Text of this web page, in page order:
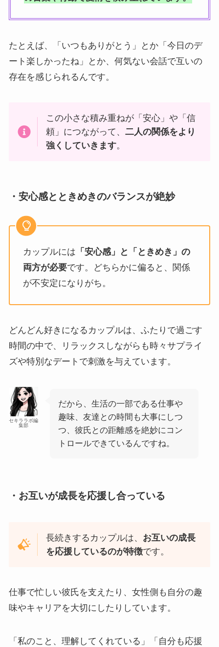
たとえば、「いつもありがとう」とか「今日のデ
ート楽しかったね」とか、何気ない会話で互いの
存在を感じられるんです。
この小さな積み重ねが「安心」や「信
頼」につながって、二人の関係をより
強くしていきます。
・安心感とときめきのバランスが絶妙
カップルには 「安心感」と「ときめき」の
両方が必要です。どちらかに偏ると、関係
が不安定になりがち。
どんどん好きになるカップルは、ふたりで過ごす
時間の中で、リラックスしながらも時々サプライ
ズや特別なデートで刺激を与えています。
セキララボ編
集部
だから、生活の一部である仕事や
趣味、友達との時間も大事にしつ
つ、彼氏との距離感を絶妙にコン
トロールできているんですね。
・お互いが成長を応援し合っている
長続きするカップルは、 お互いの成長
を応援しているのが特徴です。
仕事で忙しい彼氏を支えたり、女性側も自分の趣
味やキャリアを大切にしたりしています。
「私のこと、理解してくれている」「自分も応援